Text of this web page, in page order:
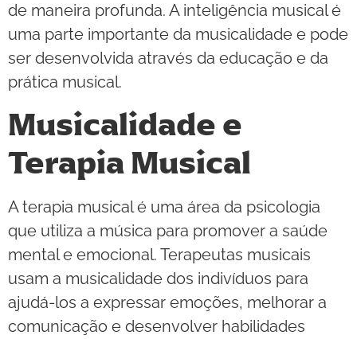
de maneira profunda. A inteligência musical é
uma parte importante da musicalidade e pode
ser desenvolvida através da educação e da
prática musical.
Musicalidade e
Terapia Musical
A terapia musical é uma área da psicologia
que utiliza a música para promover a saúde
mental e emocional. Terapeutas musicais
usam a musicalidade dos indivíduos para
ajudá-los a expressar emoções, melhorar a
comunicação e desenvolver habilidades